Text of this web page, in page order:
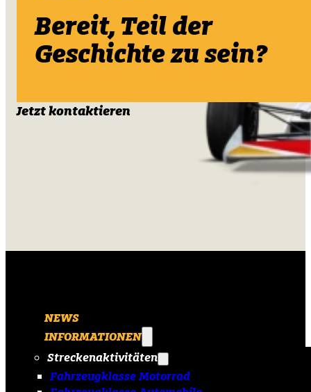
Bereit, Teil der
Geschichte zu sein?
Jetzt kontaktieren
NEWS
INFORMATIONEN
Streckenaktivitäten
Fahrzeugklasse Motorrad